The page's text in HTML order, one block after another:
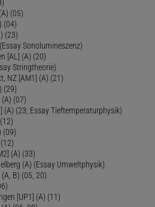
(05)
(04)
(23)
Sonolumineszenz)
[AL] (A) (20)
Stringtheorie)
NZ [AM1] (A) (21)
(29)
(A) (07)
(A) (23; Essay Tieftemperaturphysik)
(09)
(A) (33)
(A) (Essay Umweltphysik)
B) (05, 20)
[UP1] (A) (11)